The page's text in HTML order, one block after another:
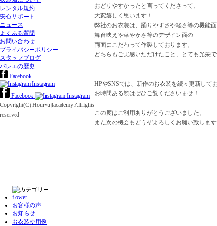
おどりやすかったと言ってくださって、
大変嬉しく思います！
弊社のお衣装は、踊りやすさや軽さ等の機能
舞台映えや華やかさ等のデザイン面の
両面にこだわって作製しております。
どちらもご実感いただけたこと、とても光栄
HPやSNSでは、新作のお衣装を続々更新して
お時間ある際はぜひご覧くださいませ！
この度はご利用ありがとうございました。
また次の機会もどうぞよろしくお願い致しま
flower
お客様の声
お知らせ
お衣装使用例
レンタル規約
安心サポート
ニュース
よくある質問
お問い合わせ
プライバシーポリシー
スタッフブログ
バレエの歴史
Facebook
Instagram
Facebook
Instagram
Copyright(C) Houryujiacademy Allrights
reserved